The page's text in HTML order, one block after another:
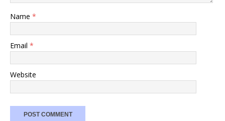
Name *
Email *
Website